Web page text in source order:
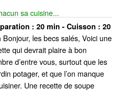
sa cuisine...
: 20 min - Cuisson : 20
Bonjour, les becs salés, Voici une
qui devrait plaire à bon
d’entre vous, surtout que les
potager, et que l’on manque
Une recette de soupe